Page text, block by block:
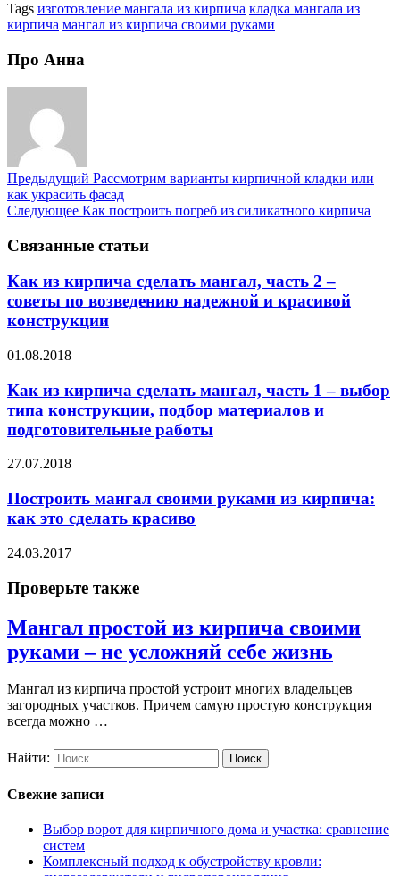
Tags изготовление мангала из кирпича кладка мангала из
кирпича мангал из кирпича своими руками
Про Анна
Предыдущий Рассмотрим варианты кирпичной кладки или
как украсить фасад
Следующее Как построить погреб из силикатного кирпича
Связанные статьи
Как из кирпича сделать мангал, часть 2 –
советы по возведению надежной и красивой
конструкции
01.08.2018
Как из кирпича сделать мангал, часть 1 – выбор
типа конструкции, подбор материалов и
подготовительные работы
27.07.2018
Построить мангал своими руками из кирпича:
как это сделать красиво
24.03.2017
Проверьте также
Мангал простой из кирпича своими
руками – не усложняй себе жизнь
Мангал из кирпича простой устроит многих владельцев
загородных участков. Причем самую простую конструкция
всегда можно …
Найти:
Свежие записи
Выбор ворот для кирпичного дома и участка: сравнение
систем
Комплексный подход к обустройству кровли: